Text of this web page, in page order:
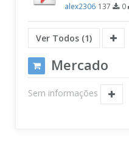
alex2306 137 0
Ver Todos (1)
Mercado
Sem informações